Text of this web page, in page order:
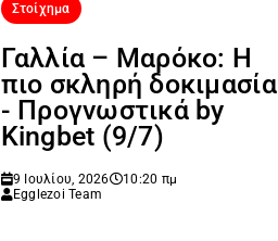
Στοίχημα
Γαλλία – Μαρόκο: Η
πιο σκληρή δοκιμασία
- Προγνωστικά by
Kingbet (9/7)
9 Ιουλίου, 2026
10:20 πμ
Egglezoi Team